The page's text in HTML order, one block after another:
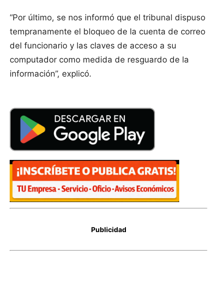
“Por último, se nos informó que el tribunal dispuso
tempranamente el bloqueo de la cuenta de correo
del funcionario y las claves de acceso a su
computador como medida de resguardo de la
información”, explicó.
Publicidad